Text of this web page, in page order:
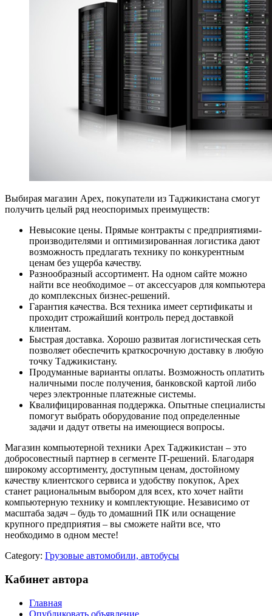
Выбирая магазин Apex, покупатели из Таджикистана смогут
получить целый ряд неоспоримых преимуществ:
Невысокие цены. Прямые контракты с предприятиями-
производителями и оптимизированная логистика дают
возможность предлагать технику по конкурентным
ценам без ущерба качеству.
Разнообразный ассортимент. На одном сайте можно
найти все необходимое – от аксессуаров для компьютера
до комплексных бизнес-решений.
Гарантия качества. Вся техника имеет сертификаты и
проходит строжайший контроль перед доставкой
клиентам.
Быстрая доставка. Хорошо развитая логистическая сеть
позволяет обеспечить краткосрочную доставку в любую
точку Таджикистану.
Продуманные варианты оплаты. Возможность оплатить
наличными после получения, банковской картой либо
через электронные платежные системы.
Квалифицированная поддержка. Опытные специалисты
помогут выбрать оборудование под определенные
задачи и дадут ответы на имеющиеся вопросы.
Магазин компьютерной техники Apex Таджикистан – это
добросовестный партнер в сегменте IT-решений. Благодаря
широкому ассортименту, доступным ценам, достойному
качеству клиентского сервиса и удобству покупок, Apex
станет рациональным выбором для всех, кто хочет найти
компьютерную технику и комплектующие. Независимо от
масштаба задач – будь то домашний ПК или оснащение
крупного предприятия – вы сможете найти все, что
необходимо в одном месте!
Category: Грузовые автомобили, автобусы
Кабинет автора
Главная
Опубликовать объявление